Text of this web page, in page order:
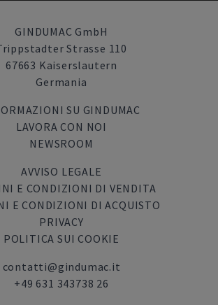
GINDUMAC GmbH
Strasse 110
67663 Kaiserslautern
Germania
SU GINDUMAC
LAVORA CON NOI
NEWSROOM
AVVISO LEGALE
E CONDIZIONI DI VENDITA
E CONDIZIONI DI ACQUISTO
PRIVACY
POLITICA SUI COOKIE
contatti@gindumac.it
+49 631 343738 26